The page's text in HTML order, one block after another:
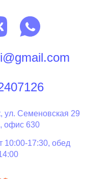
10:00-17:30, обед
ул. Семеновская 29
офис 630